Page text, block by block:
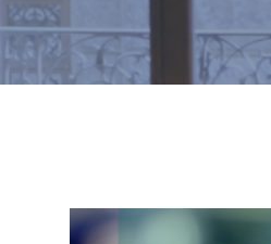
Video abspielen